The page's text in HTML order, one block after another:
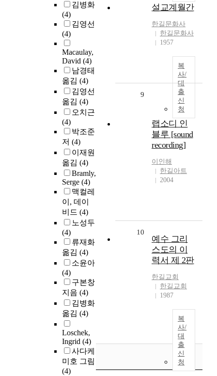
김병화
(4)
김영선
(4)
Macaulay,
David (4)
남경태
옮김 (4)
김영선
옮김 (4)
오치근
(4)
박조준
저 (4)
이재원
옮김 (4)
Bramly,
Serge (4)
맥컬레
이, 데이
비드 (4)
노성두
(4)
류재화
옮김 (4)
소윤아
(4)
구본창
지음 (4)
김병화
옮김 (4)
Loschek,
Ingrid (4)
사다케
미호 그림
(4)
설교계월간
한길문화사
한길문화사
1957
복
사/
대
출
신
청
9
랩소디 인
블루 [sound
recording]
이인해
한길아트
2004
10
예수 그리
스도의 이
력서 제 2판
한길교회
한길교회
1987
복
사/
대
출
신
청